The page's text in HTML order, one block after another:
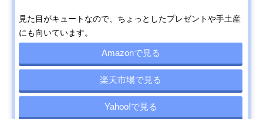
見た目がキュートなので、ちょっとしたプレゼントや手土産
にも向いています。
Amazonで見る
楽天市場で見る
Yahoo!で見る